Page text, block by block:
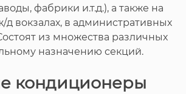
фабрики и.т.д.), а также на
д вокзалах, в административных
из множества различных
назначению секций.
кондиционеры